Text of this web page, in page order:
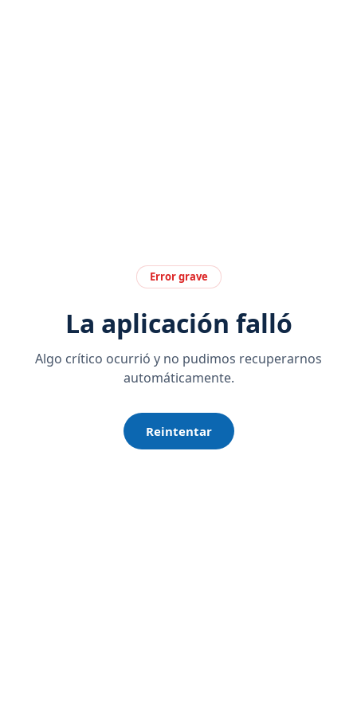
Error grave
La aplicación falló
Algo crítico ocurrió y no pudimos recuperarnos
automáticamente.
Reintentar